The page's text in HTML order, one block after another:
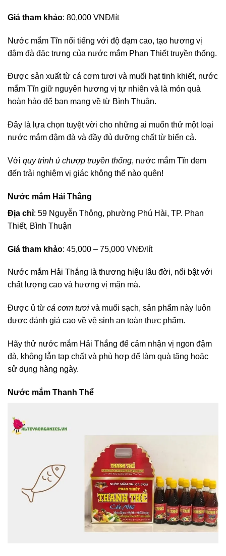
Giá tham khảo: 80,000 VNĐ/lít
Nước mắm Tĩn nổi tiếng với độ đạm cao, tạo hương vị
đậm đà đặc trưng của nước mắm Phan Thiết truyền thống.
Được sản xuất từ cá cơm tươi và muối hạt tinh khiết, nước
mắm Tĩn giữ nguyên hương vị tự nhiên và là món quà
hoàn hảo để bạn mang về từ Bình Thuận.
Đây là lựa chọn tuyệt vời cho những ai muốn thử một loại
nước mắm đậm đà và đầy đủ dưỡng chất từ biển cả.
Với quy trình ủ chượp truyền thống, nước mắm Tĩn đem
đến trải nghiệm vị giác không thể nào quên!
Nước mắm Hải Thắng
Địa chỉ: 59 Nguyễn Thông, phường Phú Hài, TP. Phan
Thiết, Bình Thuận
Giá tham khảo: 45,000 – 75,000 VNĐ/lít
Nước mắm Hải Thắng là thương hiệu lâu đời, nổi bật với
chất lượng cao và hương vị mặn mà.
Được ủ từ cá cơm tươi và muối sạch, sản phẩm này luôn
được đánh giá cao về vệ sinh an toàn thực phẩm.
Hãy thử nước mắm Hải Thắng để cảm nhận vị ngon đậm
đà, không lẫn tạp chất và phù hợp để làm quà tặng hoặc
sử dụng hàng ngày.
Nước mắm Thanh Thể